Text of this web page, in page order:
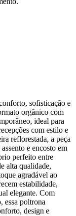
sofisticação e
orgânico com
ideal para
com estilo e
reflorestada, a peça
e encosto em
perfeito entre
alta qualidade,
agradável ao
estabilidade,
elegante. Com
essa poltrona
design e